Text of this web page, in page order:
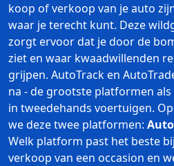
koop of verkoop van je auto
waar je terecht kunt. Deze
zorgt ervoor dat je door de
ziet en waar kwaadwillenden
grijpen. AutoTrack en
na - de grootste platformen
in tweedehands voertuigen.
we deze twee platformen:
Welk platform past het beste
verkoop van een occasion en